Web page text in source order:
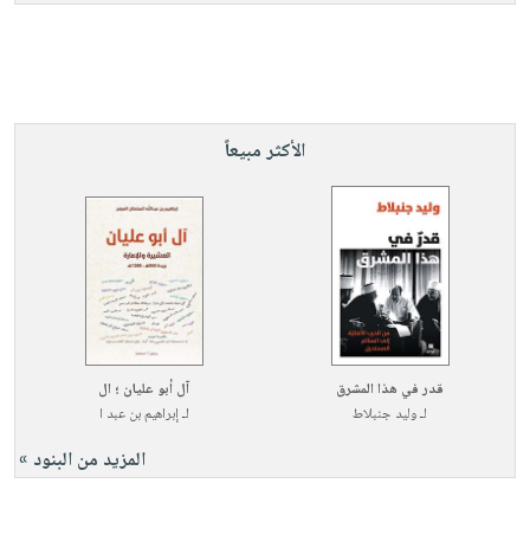
الأكثر مبيعاً
قدر في هذا المشرق
لـوليد جنبلاط
آل أبو عليان ؛ ال
لـإبراهيم بن عبد ا
المزيد من البنود »